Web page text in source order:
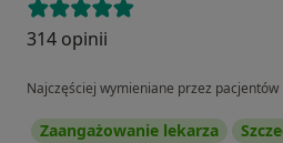
314 opinii
Najczęściej wymieniane przez pacjentów
Zaangażowanie lekarza